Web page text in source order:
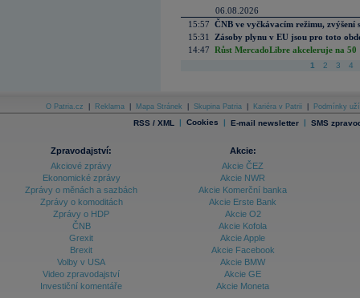
06.08.2026
15:57 ČNB ve vyčkávacím režimu, zvýšení
15:31
Zásoby plynu v EU jsou pro toto
14:47 Růst MercadoLibre akceleruje na
1 2 3 4
O Patria.cz Reklama Mapa Stránek Skupina Patria Kariéra v Patrii Podmínky
RSS / XML | Cookies | E-mail newsletter | SMS
Zpravodajství:
Akciové zprávy
Ekonomické zprávy
Zprávy o měnách a sazbách
Zprávy o komoditách
Zprávy o HDP
ČNB
Grexit
Brexit
Volby v USA
Video zpravodajství
Investiční komentáře
Akcie:
Akcie ČEZ
Akcie NWR
Akcie Komerční banka
Akcie Erste Bank
Akcie O2
Akcie Kofola
Akcie Apple
Akcie Facebook
Akcie BMW
Akcie GE
Akcie Moneta